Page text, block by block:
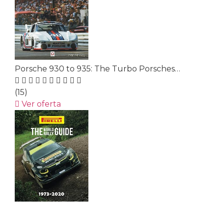
Porsche 930 to 935: The Turbo Porsches…
(15)
Ver oferta